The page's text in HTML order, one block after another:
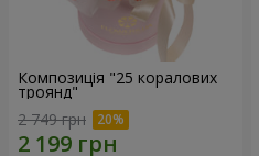
Композиція "25 коралових
троянд"
2 749 грн